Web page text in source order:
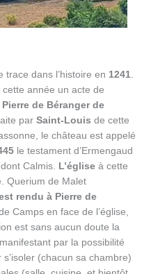
trace dans l’histoire en 1241
année un acte de
Pierre de Béranger de
par Saint-Louis de cette
le château est appelé
le testament d’Ermengaud
Calmis. L’église à cette
Querium de Malet
rendu à Pierre de
Camps en face de l’église,
est sans aucun doute la
par la possibilité
(chacun sa chambre)